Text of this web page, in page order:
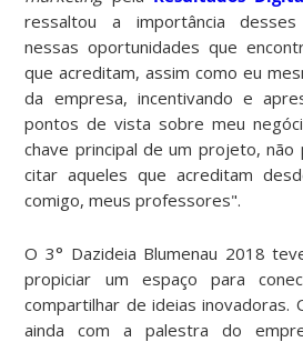
ressaltou a importância
nessas oportunidades que
que acreditam, assim como eu
da empresa, incentivando e
pontos de vista sobre meu
chave principal de um projeto, não
citar aqueles que acreditam
comigo, meus professores".
O 3° Dazideia Blumenau 2018
propiciar um espaço para
compartilhar de ideias inovadoras.
ainda com a palestra do